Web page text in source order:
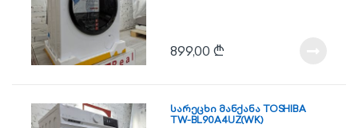
899,00₾
სარეცხი მანქანა TOSHIBA
TW-BL90A4UZ(WK)